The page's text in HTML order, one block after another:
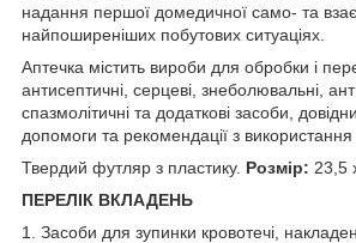
надання першої домедичної само- та
найпоширеніших побутових ситуаціях.
Аптечка містить вироби для обробки і
антисептичні, серцеві, знеболювальні,
спазмолітичні та додаткові засоби,
допомоги та рекомендації з використання
Твердий футляр з пластику. Розмір: 23,5
ПЕРЕЛІК ВКЛАДЕНЬ
1. Засоби для зупинки кровотечі,